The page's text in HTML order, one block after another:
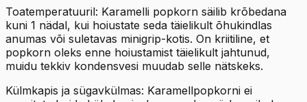
Toatemperatuuril: Karamelli popkorn säilib krõbedana
kuni 1 nädal, kui hoiustate seda täielikult õhukindlas
anumas või suletavas minigrip-kotis. On kriitiline, et
popkorn oleks enne hoiustamist täielikult jahtunud,
muidu tekkiv kondensvesi muudab selle nätskeks.
Külmkapis ja sügavkülmas: Karamellpopkorni ei